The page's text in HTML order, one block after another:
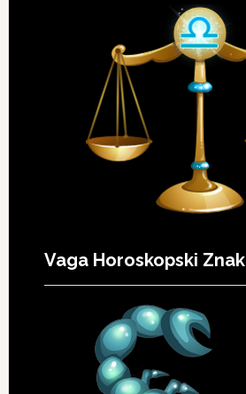
Vaga Horoskopski Znak